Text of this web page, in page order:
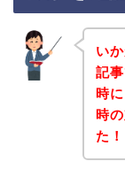
い
記
時
時
た！